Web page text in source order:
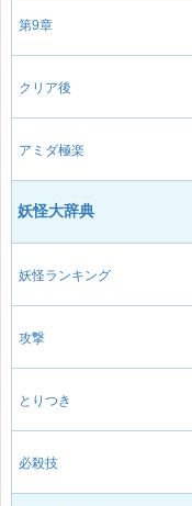
第9章
クリア後
アミダ極楽
妖怪大辞典
妖怪ランキング
攻撃
とりつき
必殺技